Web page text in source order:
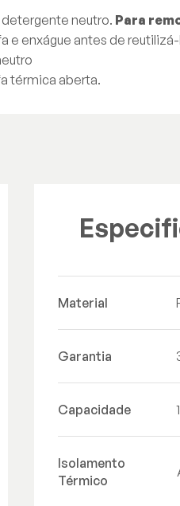
detergente neutro. Para
e enxágue antes de
térmica aberta.
Material
Garantia
Capacidade
Isolamento
Térmico